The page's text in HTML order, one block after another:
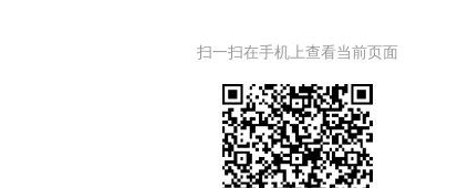
扫一扫在手机上查看当前页面